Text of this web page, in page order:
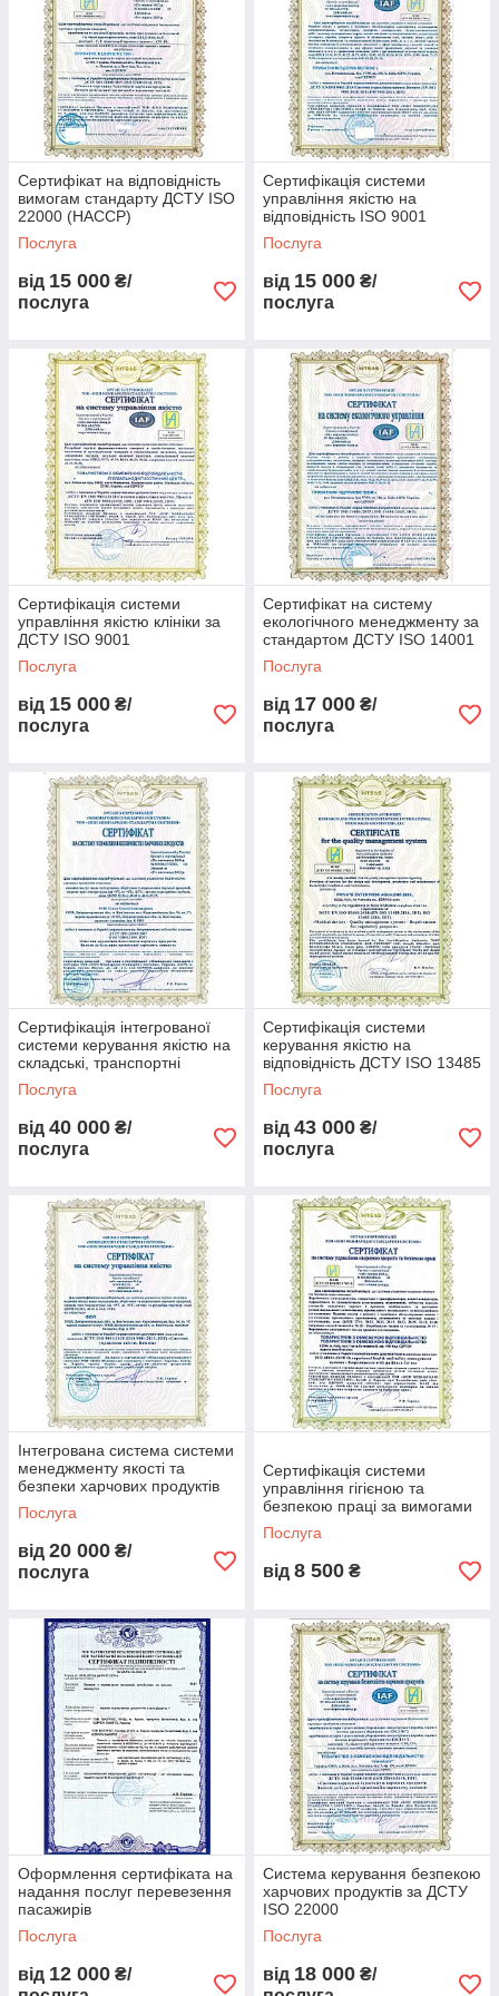
(перекладач на вибір замовника).
Сертифікат зі знаком IAF можна перевірити на цьому сайті:
https://www.iafcertsearch.org/
Сертифікат на відповідність
вимогам стандарту ДСТУ ISO
22000 (HACCP)
Послуга
від 15 000 ₴/
послуга
Сертифікація системи
управління якістю на
відповідність ISO 9001
Послуга
від 15 000 ₴/
послуга
Сертифікація системи
управління якістю клініки за
ДСТУ ISO 9001
Послуга
від 15 000 ₴/
послуга
Сертифікат на систему
екологічного менеджменту за
стандартом ДСТУ ISO 14001
Послуга
від 17 000 ₴/
послуга
Сертифікація інтегрованої
системи керування якістю на
складські, транспортні
послуги та торгівлю
Послуга
від 40 000 ₴/
послуга
Сертифікація системи
керування якістю на
відповідність ДСТУ ISO 13485
Послуга
від 43 000 ₴/
послуга
Інтегрована система системи
менеджменту якості та
безпеки харчових продуктів
Послуга
від 20 000 ₴/
послуга
Сертифікація системи
управління гігієною та
безпекою праці за вимогами
ISO 45001:2018
Послуга
від 8 500 ₴
Оформлення сертифіката на
надання послуг перевезення
пасажирів
Послуга
від 12 000 ₴/
Система керування безпекою
харчових продуктів за ДСТУ
ISO 22000
Послуга
від 18 000 ₴/